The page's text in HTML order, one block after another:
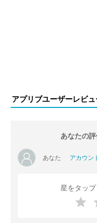
アプリブユーザーレビュ
あなたの
あなた アカウン
星をタッ